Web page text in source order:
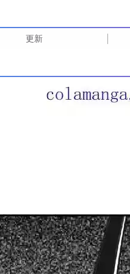
更新